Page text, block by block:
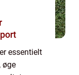
essentielt
øge